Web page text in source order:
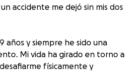
accidente me dejó sin mis dos
años y siempre he sido una
Mi vida ha girado en torno a
físicamente y